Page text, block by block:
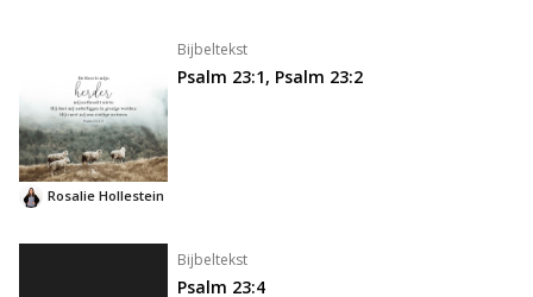
Bijbeltekst
Psalm 23:1, Psalm 23:2
Rosalie Hollestein
Bijbeltekst
Psalm 23:4